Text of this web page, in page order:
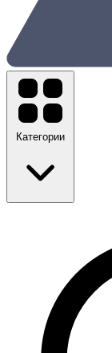
Категории